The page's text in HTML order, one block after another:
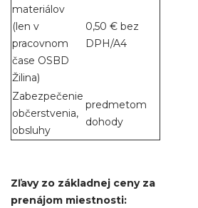
materiálov
(len v
pracovnom
čase OSBD
Žilina)
0,50 € bez
DPH/A4
Zabezpečenie
občerstvenia,
obsluhy
predmetom
dohody
Zľavy zo základnej ceny za
prenájom miestnosti: